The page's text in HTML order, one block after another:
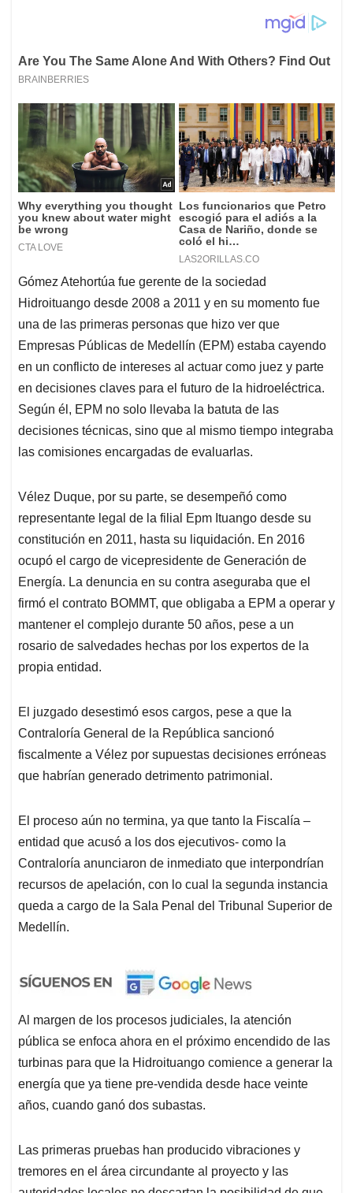
Gómez Atehortúa fue gerente de la sociedad
Hidroituango desde 2008 a 2011 y en su momento fue
una de las primeras personas que hizo ver que
Empresas Públicas de Medellín (EPM) estaba cayendo
en un conflicto de intereses al actuar como juez y parte
en decisiones claves para el futuro de la hidroeléctrica.
Según él, EPM no solo llevaba la batuta de las
decisiones técnicas, sino que al mismo tiempo integraba
las comisiones encargadas de evaluarlas.
Vélez Duque, por su parte, se desempeñó como
representante legal de la filial Epm Ituango desde su
constitución en 2011, hasta su liquidación. En 2016
ocupó el cargo de vicepresidente de Generación de
Energía. La denuncia en su contra aseguraba que el
firmó el contrato BOMMT, que obligaba a EPM a operar y
mantener el complejo durante 50 años, pese a un
rosario de salvedades hechas por los expertos de la
propia entidad.
El juzgado desestimó esos cargos, pese a que la
Contraloría General de la República sancionó
fiscalmente a Vélez por supuestas decisiones erróneas
que habrían generado detrimento patrimonial.
El proceso aún no termina, ya que tanto la Fiscalía –
entidad que acusó a los dos ejecutivos- como la
Contraloría anunciaron de inmediato que interpondrían
recursos de apelación, con lo cual la segunda instancia
queda a cargo de la Sala Penal del Tribunal Superior de
Medellín.
Al margen de los procesos judiciales, la atención
pública se enfoca ahora en el próximo encendido de las
turbinas para que la Hidroituango comience a generar la
energía que ya tiene pre-vendida desde hace veinte
años, cuando ganó dos subastas.
Las primeras pruebas han producido vibraciones y
tremores en el área circundante al proyecto y las